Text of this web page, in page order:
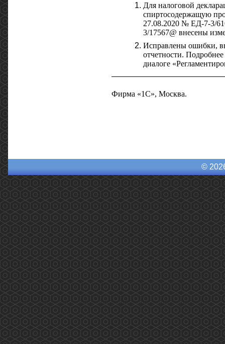
Для налоговой
спиртосодержащую
27.08.2020 № ЕД-7-3/
3/17567@ внесены
Исправлены ошибки,
отчетности.
диалоге
Фирма «1С», Москва.
©